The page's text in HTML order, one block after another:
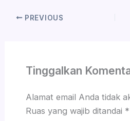
PREVIOUS
Tinggalkan
Alamat email Anda tidak
Ruas yang wajib ditandai *